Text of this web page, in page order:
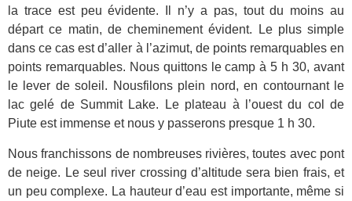
la trace est peu évidente. Il n’y a pas, tout du moins au
départ ce matin, de cheminement évident. Le plus simple
dans ce cas est d’aller à l’azimut, de points remarquables en
points remarquables. Nous quittons le camp à 5 h 30, avant
le lever de soleil. Nousfilons plein nord, en contournant le
lac gelé de Summit Lake. Le plateau à l’ouest du col de
Piute est immense et nous y passerons presque 1 h 30.
Nous franchissons de nombreuses rivières, toutes avec pont
de neige. Le seul river crossing d’altitude sera bien frais, et
un peu complexe. La hauteur d’eau est importante, même si